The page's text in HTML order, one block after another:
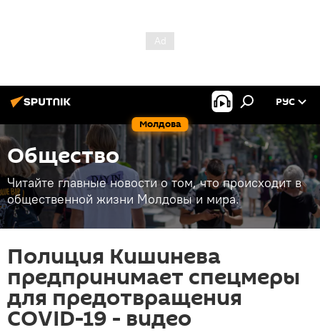
Молдова
РУС
Общество
Читайте главные новости о том, что происходит в
общественной жизни Молдовы и мира.
Полиция Кишинева
предпринимает спецмеры
для предотвращения
COVID-19 - видео